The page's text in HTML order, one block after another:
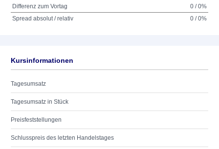
Differenz zum Vortag
0 / 0%
Spread absolut / relativ
0 / 0%
Kursinformationen
Tagesumsatz
Tagesumsatz in Stück
Preisfeststellungen
Schlusspreis des letzten Handelstages